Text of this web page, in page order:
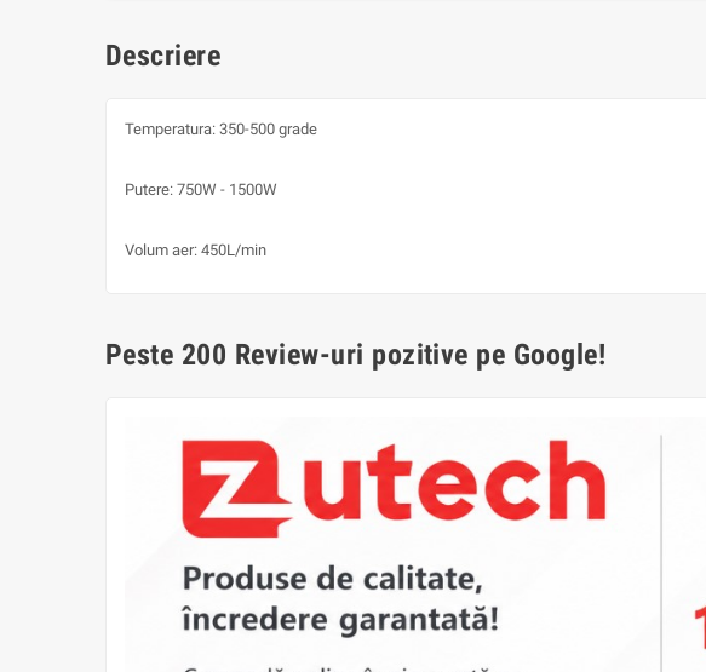
Descriere
Temperatura: 350-500 grade
Putere: 750W - 1500W
Volum aer: 450L/min
Peste 200 Review-uri pozitive pe Google!